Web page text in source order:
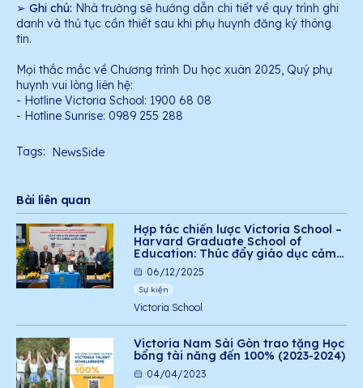
➢ Ghi chú: Nhà trường sẽ hướng dẫn chi tiết về quy trình ghi
danh và thủ tục cần thiết sau khi phụ huynh đăng ký thông
tin.
Mọi thắc mắc về Chương trình Du học xuân 2025, Quý phụ
huynh vui lòng liên hệ:
- Hotline Victoria School: 1900 68 08
- Hotline Sunrise: 0989 255 288
Tags: NewsSide
Bài liên quan
Hợp tác chiến lược Victoria School –
Harvard Graduate School of
Education: Thúc đẩy giáo dục cảm
xúc – xã hội cho học sinh Việt Nam
06/12/2025
Sự kiện
Victoria School
Victoria Nam Sài Gòn trao tặng Học
bổng tài năng đến 100% (2023-2024)
04/04/2023